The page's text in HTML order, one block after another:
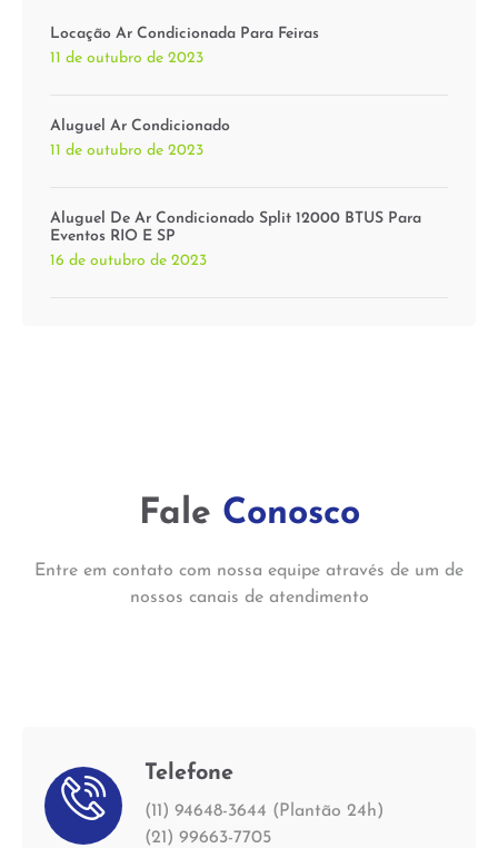
Locação Ar Condicionada Para Feiras
11 de outubro de 2023
Aluguel Ar Condicionado
11 de outubro de 2023
Aluguel De Ar Condicionado Split 12000 BTUS Para
Eventos RIO E SP
16 de outubro de 2023
Fale Conosco
Entre em contato com nossa equipe através de um de
nossos canais de atendimento
Telefone
(11) 94648-3644 (Plantão 24h)
(21) 99663-7705